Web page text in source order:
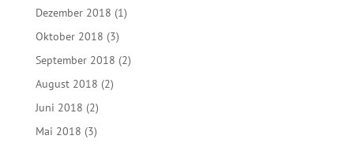
Dezember 2018 (1)
Oktober 2018 (3)
September 2018 (2)
August 2018 (2)
Juni 2018 (2)
Mai 2018 (3)